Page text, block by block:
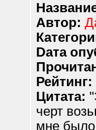
Автор:
Dата
Рейтинг:
Цитата:
черт
мне